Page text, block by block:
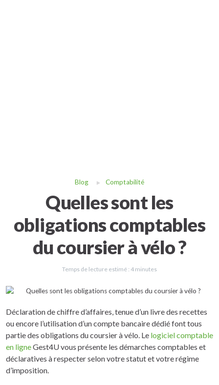
Blog Comptabilité
Quelles sont les
obligations comptables
du coursier à vélo ?
Temps de lecture estimé : 4 minutes
Déclaration de chiffre d’affaires, tenue d’un livre des recettes
ou encore l’utilisation d’un compte bancaire dédié font tous
partie des obligations du coursier à vélo. Le logiciel comptable
en ligneGest4U vous présente les démarches comptables et
déclaratives à respecter selon votre statut et votre régime
d’imposition.